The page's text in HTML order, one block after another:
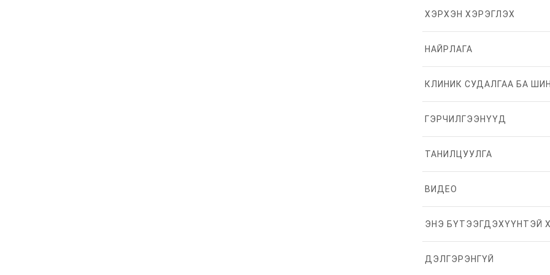
ХЭРХЭН ХЭРЭГЛЭХ
НАЙРЛАГА
КЛИНИК СУДАЛГАА БА
ГЭРЧИЛГЭЭНҮҮД
ТАНИЛЦУУЛГА
ВИДЕО
ЭНЭ БҮТЭЭГДЭХҮҮНТЭЙ
ДЭЛГЭРЭНГҮЙ